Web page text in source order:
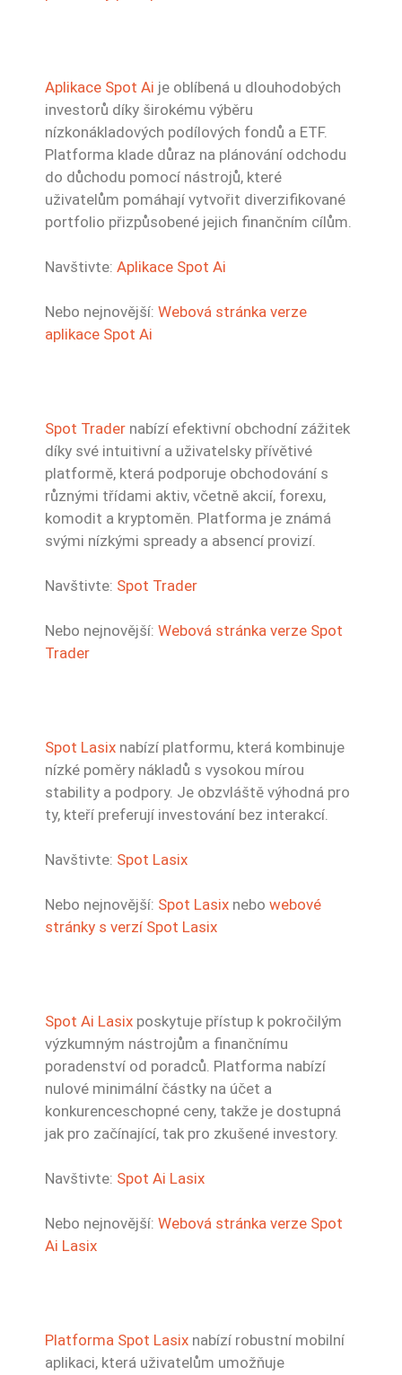
Aplikace Spot Ai je oblíbená u dlouhodobých
investorů díky širokému výběru
nízkonákladových podílových fondů a ETF.
Platforma klade důraz na plánování odchodu
do důchodu pomocí nástrojů, které
uživatelům pomáhají vytvořit diverzifikované
portfolio přizpůsobené jejich finančním cílům.
Navštivte: Aplikace Spot Ai
Nebo nejnovější: Webová stránka verze
aplikace Spot Ai
Spot Trader nabízí efektivní obchodní zážitek
díky své intuitivní a uživatelsky přívětivé
platformě, která podporuje obchodování s
různými třídami aktiv, včetně akcií, forexu,
komodit a kryptoměn. Platforma je známá
svými nízkými spready a absencí provizí.
Navštivte: Spot Trader
Nebo nejnovější: Webová stránka verze Spot
Trader
Spot Lasix nabízí platformu, která kombinuje
nízké poměry nákladů s vysokou mírou
stability a podpory. Je obzvláště výhodná pro
ty, kteří preferují investování bez interakcí.
Navštivte: Spot Lasix
Nebo nejnovější: Spot Lasix nebo webové
stránky s verzí Spot Lasix
Spot Ai Lasix poskytuje přístup k pokročilým
výzkumným nástrojům a finančnímu
poradenství od poradců. Platforma nabízí
nulové minimální částky na účet a
konkurenceschopné ceny, takže je dostupná
jak pro začínající, tak pro zkušené investory.
Navštivte: Spot Ai Lasix
Nebo nejnovější: Webová stránka verze Spot
Ai Lasix
Platforma Spot Lasix nabízí robustní mobilní
aplikaci, která uživatelům umožňuje